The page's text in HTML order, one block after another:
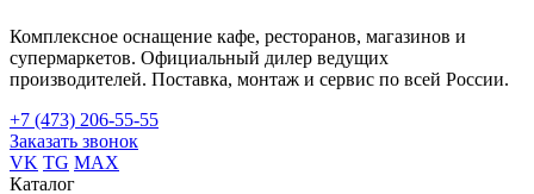
Комплексное оснащение кафе, ресторанов, магазинов и
супермаркетов. Официальный дилер ведущих
производителей. Поставка, монтаж и сервис по всей России.
+7 (473) 206-55-55
Заказать звонок
VK TG MAX
Каталог